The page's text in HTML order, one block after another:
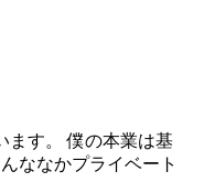
ます。 僕の本業は基
ななかプライベート